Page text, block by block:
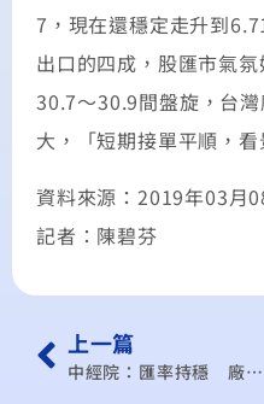
7，現在還穩定走升到
出口的四成，股匯市氣
30.7～30.9間盤旋，台
大，「短期接單平順，看
資料來源：2019年03月
記者：陳碧芬
上一篇
中經院：匯率持穩 廠商接單順利